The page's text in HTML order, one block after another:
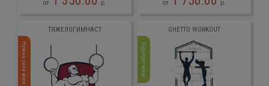
от р. от р.
ТЯЖЕЛОГИМНАСТ
Нужна сила воли
GHETTO WORKOUT
Подойдет всем